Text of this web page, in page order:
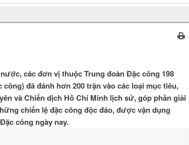
các đơn vị thuộc Trung đoàn Đặc công 198
đã đánh hơn 200 trận vào các loại mục tiêu,
và Chiến dịch Hồ Chí Minh lịch sử, góp phần giải
chiến lệ đặc công độc đáo, được vận dụng
công ngày nay.